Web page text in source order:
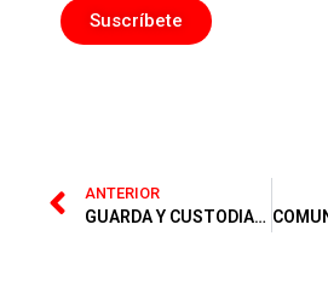
Suscríbete
ANTERIOR
GUARDA Y CUSTODIA. MODIFICACIÓN